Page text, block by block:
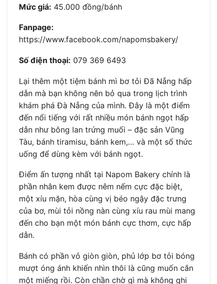
Mức giá: 45.000 đồng/bánh
Fanpage:
https://www.facebook.com/napomsbakery/
Số điện thoại: 079 369 6493
Lại thêm một tiệm bánh mì bơ tỏi Đã Nẵng hấp
dẫn mà bạn không nên bỏ qua trong lịch trình
khám phá Đà Nẵng của mình. Đây là một điểm
đến nổi tiếng với rất nhiều món bánh ngọt hấp
dẫn như bông lan trứng muối – đặc sản Vũng
Tàu, bánh tiramisu, bánh kem,… và một số thức
uống để dùng kèm với bánh ngọt.
Điểm ấn tượng nhất tại Napom Bakery chính là
phần nhân kem được nêm nếm cực đặc biệt,
một xíu mặn, hòa cùng vị béo ngậy đặc trưng
của bơ, mùi tỏi nồng nàn cùng xíu rau mùi mang
đến cho bạn một món bánh cực thơm, cực hấp
dẫn.
Bánh có phần vỏ giòn giòn, phủ lớp bơ tỏi bóng
mượt óng ánh khiến nhìn thôi là cũng muốn cắn
một miếng rồi. Còn chần chờ gì mà không ghi